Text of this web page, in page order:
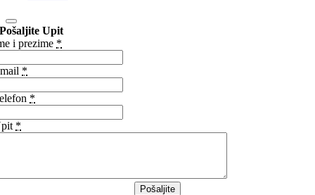
Pošaljite Upit
i prezime *
*
*
*
Pošaljite